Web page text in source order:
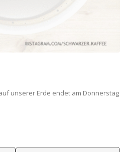
unserer Erde endet am Donnerstag